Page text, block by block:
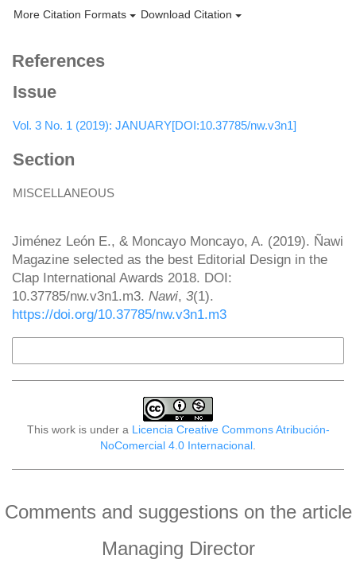
More Citation Formats Download Citation
References
Issue
Vol. 3 No. 1 (2019): JANUARY[DOI:10.37785/nw.v3n1]
Section
MISCELLANEOUS
Jiménez León E., & Moncayo Moncayo, A. (2019). Ñawi
Magazine selected as the best Editorial Design in the
Clap International Awards 2018. DOI:
10.37785/nw.v3n1.m3. Nawi, 3(1).
https://doi.org/10.37785/nw.v3n1.m3
This work is under a Licencia Creative Commons Atribución-
NoComercial 4.0 Internacional
Comments and suggestions on the article
Managing Director